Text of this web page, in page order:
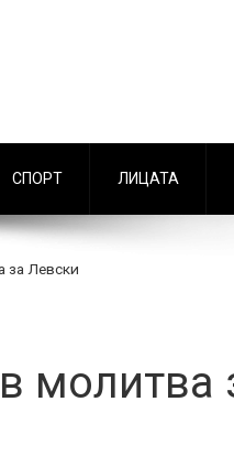
СПОРТ ЛИЦАТА
за Левски
молитва